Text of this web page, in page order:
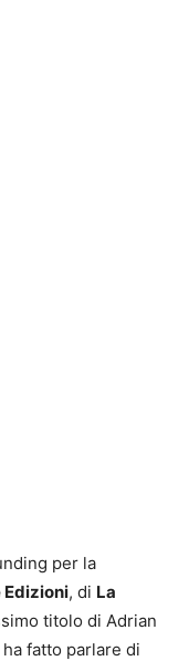
per la
Edizioni, di La
titolo di Adrian
fatto parlare di